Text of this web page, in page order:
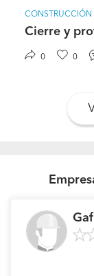
CONSTRUCCIÓN
Cierre y
0 0